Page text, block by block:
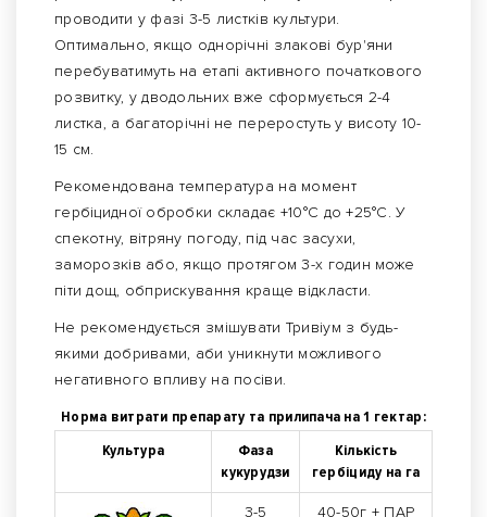
проводити у фазі 3-5 листків культури.
Оптимально, якщо однорічні злакові бур'яни
перебуватимуть на етапі активного початкового
розвитку, у дводольних вже сформується 2-4
листка, а багаторічні не переростуть у висоту 10-
15 см.
Рекомендована температура на момент
гербіцидної обробки складає +10°С до +25°С. У
спекотну, вітряну погоду, під час засухи,
заморозків або, якщо протягом 3-х годин може
піти дощ, обприскування краще відкласти.
Не рекомендується змішувати Тривіум з будь-
якими добривами, аби уникнути можливого
негативного впливу на посіви.
Норма витрати препарату та прилипача на 1 гектар:
Культура
Фаза
кукурудзи
Кількість
гербіциду на га
3-5
40-50г + ПАР